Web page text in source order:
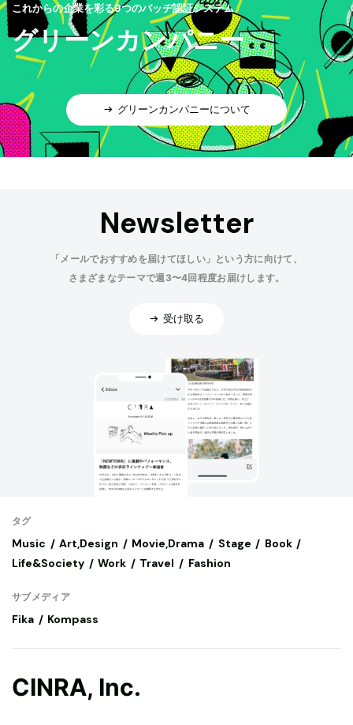
これからの企業を彩る9つのバッヂ認証システム
グリーンカンパニー
グリーンカンパニーについて
Newsletter
「メールでおすすめを届けてほしい」という方に向けて、
さまざまなテーマで週3〜4回程度お届けします。
受け取る
タグ
Music Art,Design Movie,Drama Stage
Book
Life&Society
Work Travel Fashion
サブメディア
Fika Kompass
CINRA, Inc.